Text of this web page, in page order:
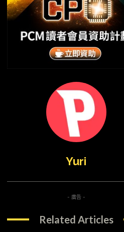
Yuri
- 廣告 -
Related Articles